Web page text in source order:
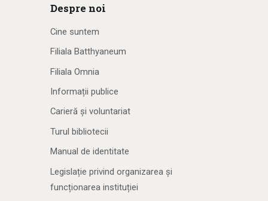
Despre noi
Cine suntem
Filiala Batthyaneum
Filiala Omnia
Informații publice
Carieră și voluntariat
Turul bibliotecii
Manual de identitate
Legislație privind organizarea și
funcționarea instituției